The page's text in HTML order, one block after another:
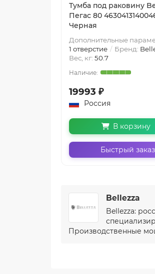
Тумба под раковину
Пегас 80
Черная
Дополнительные
1 отверстие
Бренд:
Вес, кг: 50.7
19993 ₽
Россия
В корзину
Быстрый заказ
Bellezza
Bellezza:
Производственные